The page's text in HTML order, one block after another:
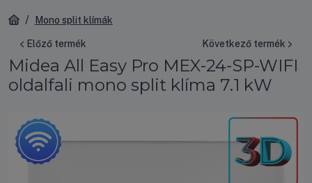
Mono split klímák
Előző termék Következő termék
Midea All Easy Pro MEX-24-SP-WIFI
oldalfali mono split klíma 7.1 kW